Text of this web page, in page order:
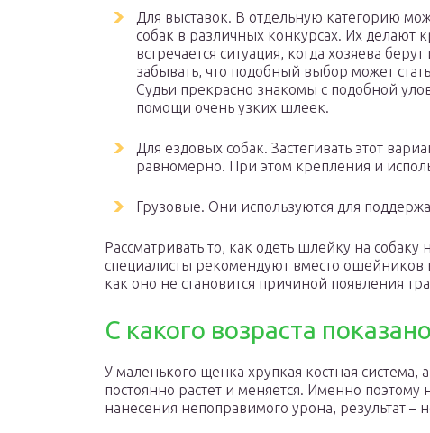
Для выставок. В отдельную категорию
собак в различных конкурсах. Их делают
встречается ситуация, когда хозяева
забывать, что подобный выбор может
Судьи прекрасно знакомы с подобной
помощи очень узких шлеек.
Для ездовых собак. Застегивать этот
равномерно. При этом крепления и
Грузовые. Они используются для
Рассматривать то, как одеть шлейку на
специалисты рекомендуют вместо ошейников
как оно не становится причиной появления
С какого возраста
У маленького щенка хрупкая костная
постоянно растет и меняется. Именно
нанесения непоправимого урона, результат